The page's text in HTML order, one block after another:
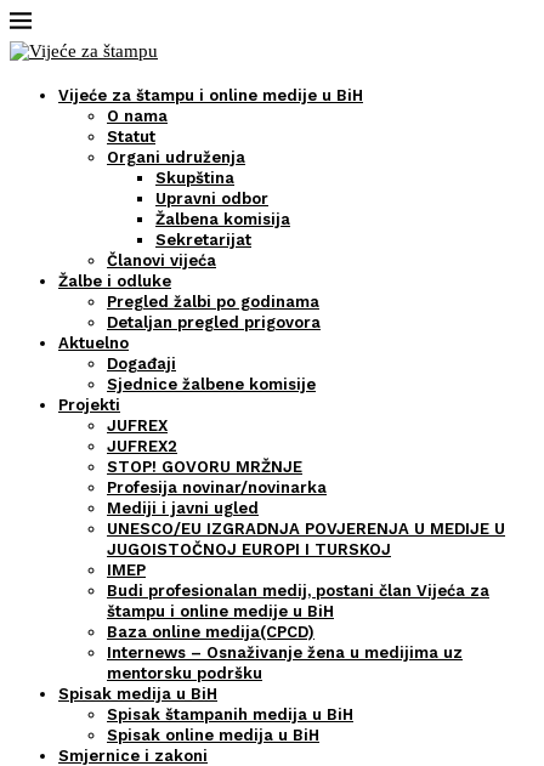
Vijeće za štampu i online medije u BiH
O nama
Statut
Organi udruženja
Skupština
Upravni odbor
Žalbena komisija
Sekretarijat
Članovi vijeća
Žalbe i odluke
Pregled žalbi po godinama
Detaljan pregled prigovora
Aktuelno
Događaji
Sjednice žalbene komisije
Projekti
JUFREX
JUFREX2
STOP! GOVORU MRŽNJE
Profesija novinar/novinarka
Mediji i javni ugled
UNESCO/EU IZGRADNJA POVJERENJA U MEDIJE U
JUGOISTOČNOJ EUROPI I TURSKOJ
IMEP
Budi profesionalan medij, postani član Vijeća za
štampu i online medije u BiH
Baza online medija(CPCD)
Internews – Osnaživanje žena u medijima uz
mentorsku podršku
Spisak medija u BiH
Spisak štampanih medija u BiH
Spisak online medija u BiH
Smjernice i zakoni